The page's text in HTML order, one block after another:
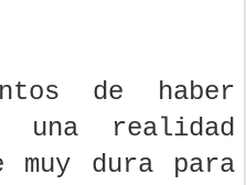
de haber
realidad
muy dura para